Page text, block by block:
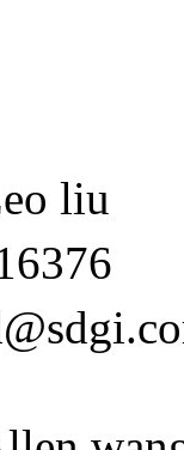
liu